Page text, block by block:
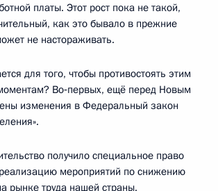
платы. Этот рост пока не такой,
как это бывало в прежние
не настораживать.
для того, чтобы противостоять этим
Во‑первых, ещё перед Новым
изменения в Федеральный закон
получило специальное право
мероприятий по снижению
рынке труда нашей страны.